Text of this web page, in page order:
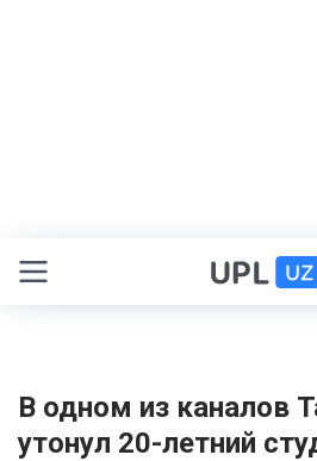
В одном из каналов
утонул 20-летний